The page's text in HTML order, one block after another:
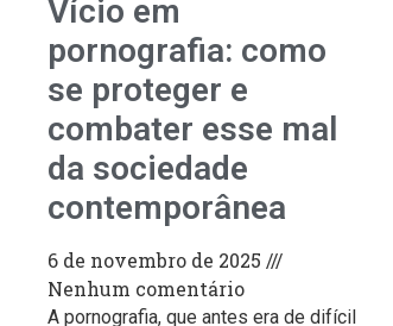
Vício em
pornografia: como
se proteger e
combater esse mal
da sociedade
contemporânea
6 de novembro de 2025
Nenhum comentário
A pornografia, que antes era de difícil